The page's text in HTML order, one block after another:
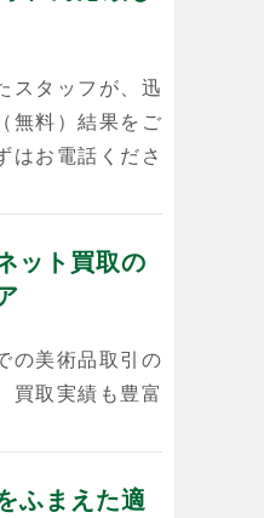
スタッフが、迅
無料）結果をご
はお電話くださ
ット買取の
の美術品取引の
買取実績も豊富
ふまえた適